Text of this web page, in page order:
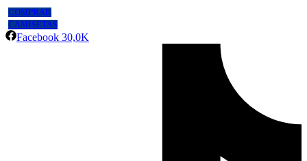
COMPRAR
CAMISETAS
Facebook 30,0K